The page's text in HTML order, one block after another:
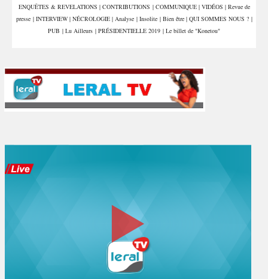
ENQUÊTES & REVELATIONS | CONTRIBUTIONS | COMMUNIQUE | VIDÉOS | Revue de
presse | INTERVIEW | NÉCROLOGIE | Analyse | Insolite | Bien être | QUI SOMMES NOUS ? |
PUB | Lu Ailleurs | PRÉSIDENTIELLE 2019 | Le billet de "Konetou"